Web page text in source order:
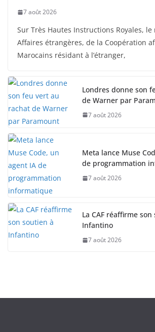
7 août 2026
Sur Très Hautes Instructions Royales,
Affaires étrangères, de la Coopération
Marocains résidant à l’étranger,
Londres donne son
de Warner par
7 août 2026
Meta lance Muse
de programmation
7 août 2026
La CAF réaffirme
Infantino
7 août 2026